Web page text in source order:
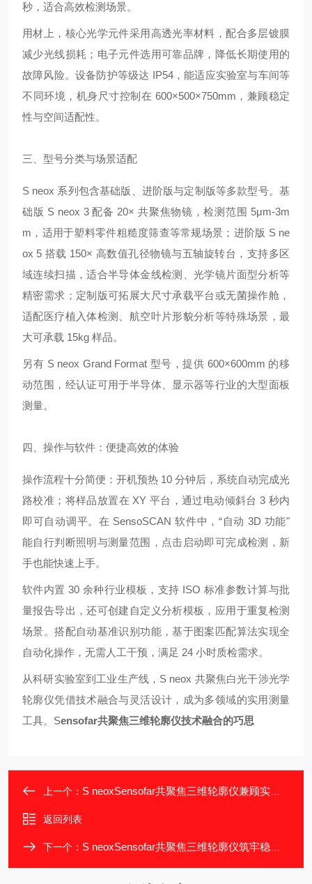
秒，适合高效检测场景。
用材上，核心光学元件采用高透光率材料，配合多层镀膜
减少光线损耗；电子元件选用可靠品牌，降低长期使用的
故障风险。设备防护等级达 IP54，能适应实验室与车间等
不同环境，机身尺寸控制在 600×500×750mm，兼顾稳定
性与空间适配性。
三、型号分类与场景适配
S neox 系列包含基础版、进阶版与定制版等多款型号。基
础版 S neox 3 配备 20× 共聚焦物镜，检测范围 5μm-3m
m，适用于塑料零件粗糙度筛查等常规场景；进阶版 S ne
ox 5 搭载 150× 高数值孔径物镜与五轴旋转台，支持多区
域连续扫描，适合半导体金线检测、光学镜片面型分析等
精密需求；定制版可拓展大尺寸承载平台或无菌操作舱，
适配医疗植入体检测、航空叶片形貌分析等特殊场景，最
大可承载 15kg 样品。
另有 S neox Grand Format 型号，提供 600×600mm 的移
动范围，经认证可用于半导体、显示器等行业的大型面板
测量。
四、操作与软件：便捷高效的体验
操作流程十分简便：开机预热 10 分钟后，系统自动完成光
路校准；将样品放置在 XY 平台，通过电动倾斜台 3 秒内
即可自动调平。在 SensoSCAN 软件中，“自动 3D 功能"
能自行判断照明与测量范围，点击启动即可完成检测，新
手也能快速上手。
软件内置 30 余种行业模板，支持 ISO 标准参数计算与批
量报告导出，还可创建自定义分析模板，应用于重复检测
场景。搭配自动基准识别功能，基于图案匹配算法实现全
自动化操作，无需人工干预，满足 24 小时质检需求。
从科研实验室到工业生产线，S neox 共聚焦白光干涉光学
轮廓仪凭借技术融合与灵活设计，成为多领域的实用测量
工具。 Sensofar共聚焦三维轮廓仪技术融合的巧思
上一个： S neoxSensofar共聚焦三维轮廓仪兼顾实用与人性化
返回列表
下一个： S neoxSensofar共聚焦三维轮廓仪筑牢稳定测量根基